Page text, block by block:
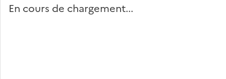
En cours de chargement...